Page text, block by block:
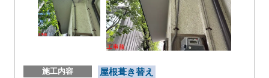
施工内容 屋根葺き替え